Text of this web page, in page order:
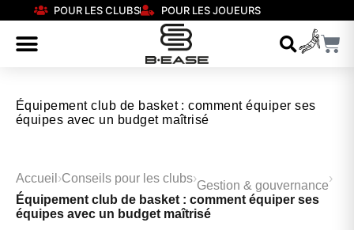
POUR LES CLUBS POUR LES JOUEURS
Équipement club de basket : comment équiper ses
équipes avec un budget maîtrisé
Accueil ›Conseils pour les clubs›
Gestion & gouvernance
›
Équipement club de basket : comment équiper ses
équipes avec un budget maîtrisé